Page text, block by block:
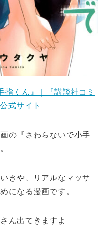
指くん』｜『講談社コミ
式サイト
の『さわらないで小手
きや、リアルなマッサ
になる漫画です。
ん出てきますよ！